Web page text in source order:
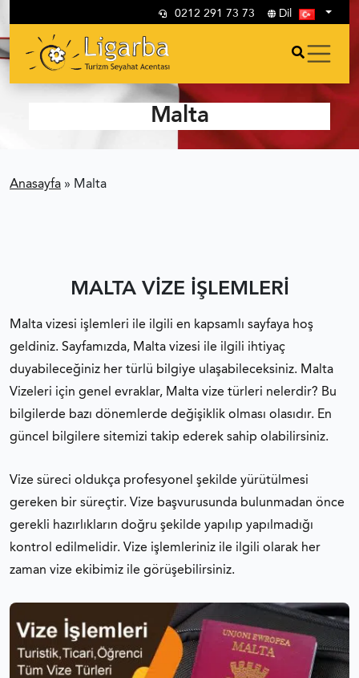
0212 291 73 73 Dil
Malta
Anasayfa » Malta
MALTA VİZE İŞLEMLERİ
Malta vizesi işlemleri ile ilgili en kapsamlı sayfaya hoş
geldiniz. Sayfamızda, Malta vizesi ile ilgili ihtiyaç
duyabileceğiniz her türlü bilgiye ulaşabileceksiniz. Malta
Vizeleri için genel evraklar, Malta vize türleri nelerdir? Bu
bilgilerde bazı dönemlerde değişiklik olması olasıdır. En
güncel bilgilere sitemizi takip ederek sahip olabilirsiniz.
Vize süreci oldukça profesyonel şekilde yürütülmesi
gereken bir süreçtir. Vize başvurusunda bulunmadan önce
gerekli hazırlıkların doğru şekilde yapılıp yapılmadığı
kontrol edilmelidir. Vize işlemleriniz ile ilgili olarak her
zaman vize ekibimiz ile görüşebilirsiniz.